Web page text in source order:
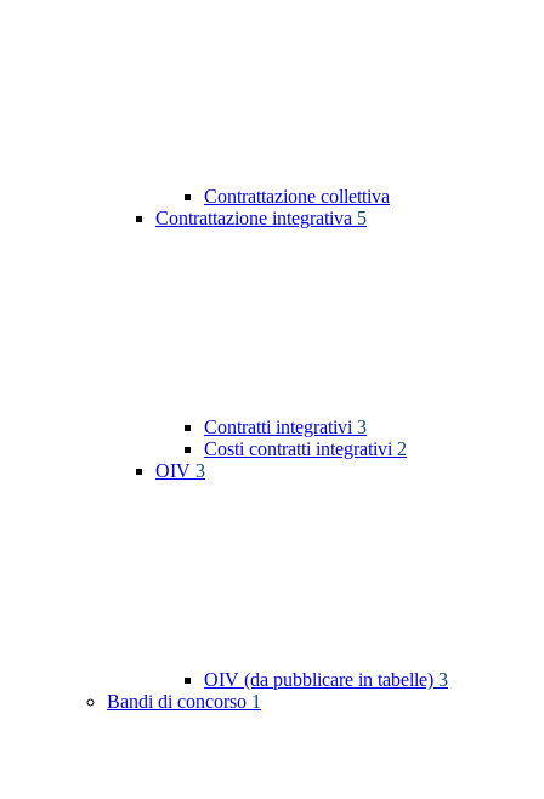
Contrattazione collettiva
Contrattazione integrativa 5
Contratti integrativi 3
Costi contratti integrativi 2
OIV 3
OIV (da pubblicare in tabelle) 3
Bandi di concorso 1